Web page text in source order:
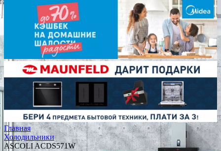
Главная
Холодильники
ASCOLI ACDS571W